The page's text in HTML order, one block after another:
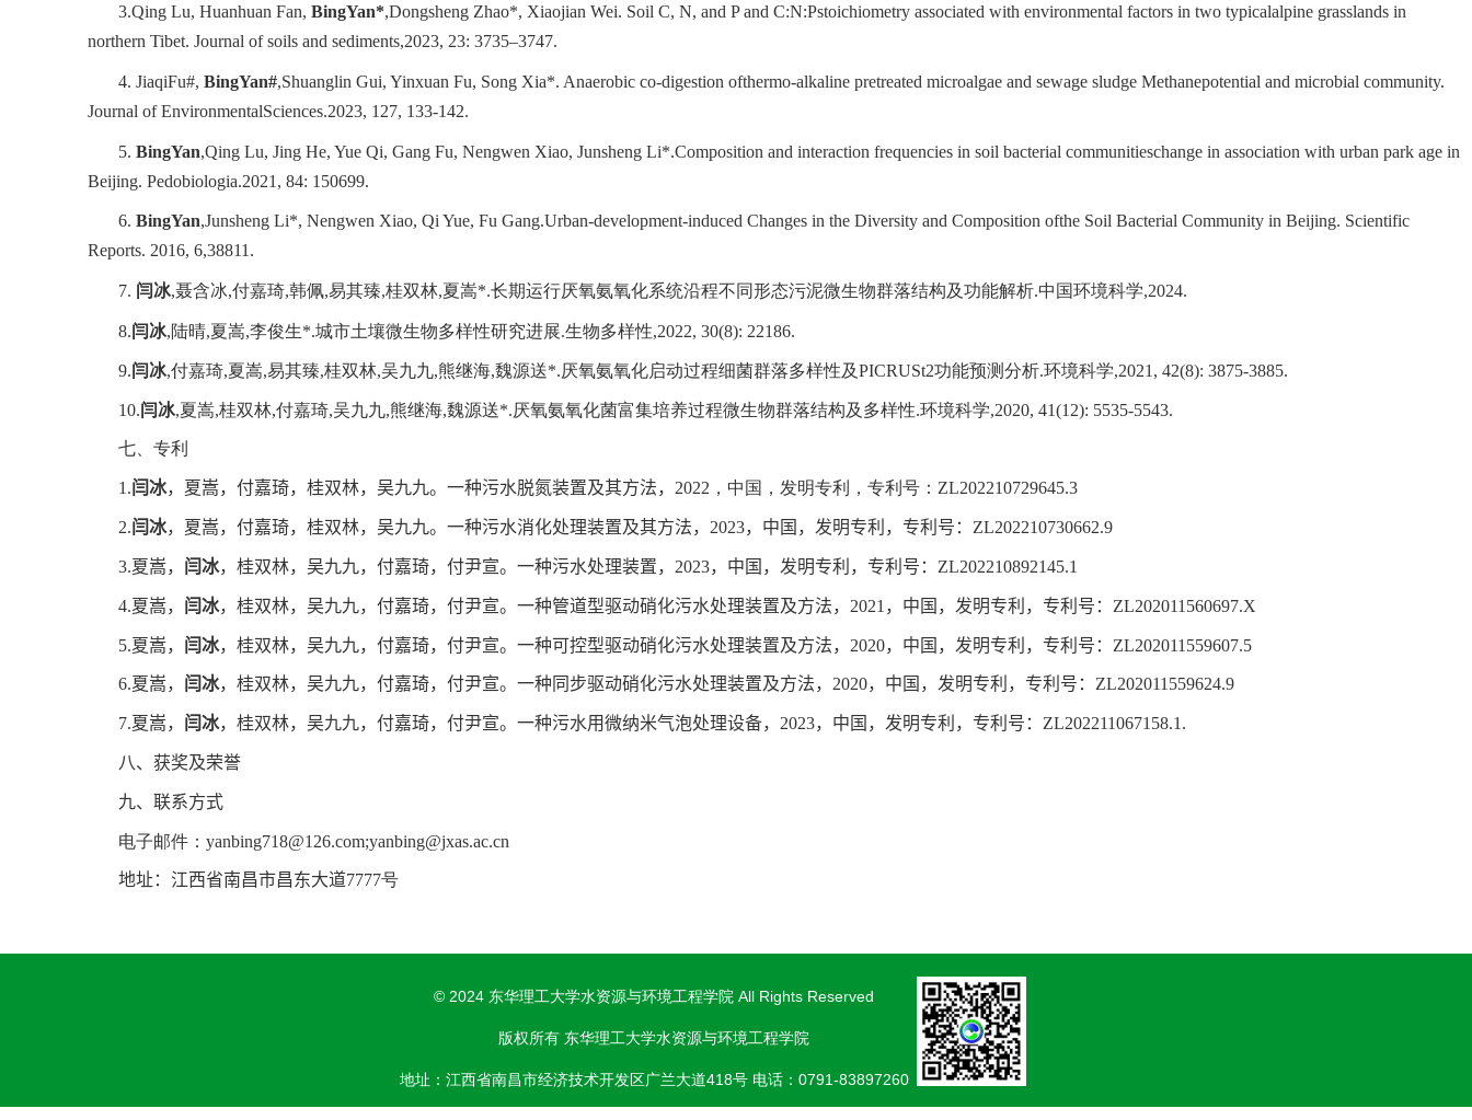
3.Qing Lu, Huanhuan Fan, BingYan*,Dongsheng Zhao*, Xiaojian Wei. Soil C, N, and P and C:N:Pstoichiometry associated with environmental factors in two typicalalpine grasslands in
northern Tibet. Journal of soils and sediments,2023, 23: 3735–3747.
4. JiaqiFu#, BingYan#,Shuanglin Gui, Yinxuan Fu, Song Xia*. Anaerobic co-digestion ofthermo-alkaline pretreated microalgae and sewage sludge Methanepotential and microbial community.
Journal of EnvironmentalSciences.2023, 127, 133-142.
5. BingYan,Qing Lu, Jing He, Yue Qi, Gang Fu, Nengwen Xiao, Junsheng Li*.Composition and interaction frequencies in soil bacterial communitieschange in association with urban park age in
Beijing. Pedobiologia.2021, 84: 150699.
6. BingYan,Junsheng Li*, Nengwen Xiao, Qi Yue, Fu Gang.Urban-development-induced Changes in the Diversity and Composition ofthe Soil Bacterial Community in Beijing. Scientific
Reports. 2016, 6,38811.
7. 闫冰,聂含冰,付嘉琦,韩佩,易其臻,桂双林,夏嵩*.长期运行厌氧氨氧化系统沿程不同形态污泥微生物群落结构及功能解析.中国环境科学,2024.
8.闫冰,陆晴,夏嵩,李俊生*.城市土壤微生物多样性研究进展.生物多样性,2022, 30(8): 22186.
9.闫冰,付嘉琦,夏嵩,易其臻,桂双林,吴九九,熊继海,魏源送*.厌氧氨氧化启动过程细菌群落多样性及PICRUSt2功能预测分析.环境科学,2021, 42(8): 3875-3885.
10.闫冰,夏嵩,桂双林,付嘉琦,吴九九,熊继海,魏源送*.厌氧氨氧化菌富集培养过程微生物群落结构及多样性.环境科学,2020, 41(12): 5535-5543.
七、专利
1.闫冰，夏嵩，付嘉琦，桂双林，吴九九。 一种污水脱氮装置及其方法， 2022 ，中国，发明专利，专利号： ZL202210729645.3
2.闫冰，夏嵩，付嘉琦，桂双林，吴九九。一种污水消化处理装置及其方法， 2023， 中国，发明专利，专利号： ZL202210730662.9
3.夏嵩， 闫冰，桂双林，吴九九，付嘉琦，付尹宣。一种污水处理装置， 2023， 中国，发明专利，专利号： ZL202210892145.1
4.夏嵩， 闫冰，桂双林，吴九九，付嘉琦，付尹宣。一种管道型驱动硝化污水处理装置及方法， 2021 ， 中国，发明专利，专利号： ZL202011560697.X
5.夏嵩， 闫冰，桂双林，吴九九，付嘉琦，付尹宣。一种可控型驱动硝化污水处理装置及方法， 2020， 中国，发明专利，专利号： ZL202011559607.5
6.夏嵩， 闫冰，桂双林，吴九九，付嘉琦，付尹宣。一种同步驱动硝化污水处理装置及方法， 2020， 中国，发明专利，专利号： ZL202011559624.9
7.夏嵩， 闫冰，桂双林，吴九九，付嘉琦，付尹宣。一种污水用微纳米气泡处理设备， 2023， 中国，发明专利，专利号： ZL202211067158.1.
八、 获奖及荣誉
九、联系方式
电子邮件： yanbing718@126.com;yanbing@jxas.ac.cn
地址： 江西省南昌市昌东大道7777号
© 2024 东华理工大学水资源与环境工程学院 All Rights Reserved
版权所有 东华理工大学水资源与环境工程学院
地址：江西省南昌市经济技术开发区广兰大道418号 电话：0791-83897260